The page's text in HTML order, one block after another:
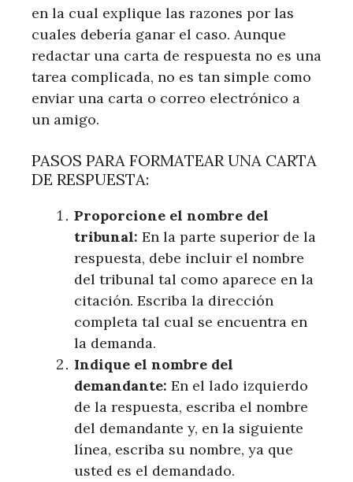
en la cual explique las razones por las
cuales debería ganar el caso. Aunque
redactar una carta de respuesta no es una
tarea complicada, no es tan simple como
enviar una carta o correo electrónico a
un amigo.
PASOS PARA FORMATEAR UNA CARTA
DE RESPUESTA:
Proporcione el nombre del
tribunal: En la parte superior de la
respuesta, debe incluir el nombre
del tribunal tal como aparece en la
citación. Escriba la dirección
completa tal cual se encuentra en
la demanda.
Indique el nombre del
demandante: En el lado izquierdo
de la respuesta, escriba el nombre
del demandante y, en la siguiente
línea, escriba su nombre, ya que
usted es el demandado.